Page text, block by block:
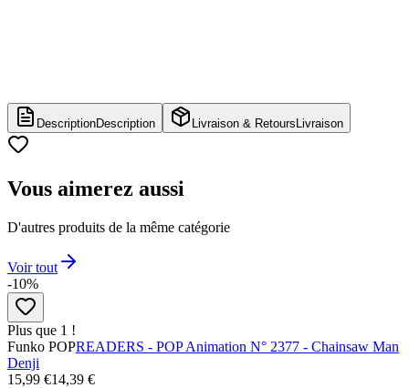
DescriptionDescription Livraison & Retours Livraison
Vous aimerez aussi
D'autres produits de la même catégorie
Voir tout
-10%
Plus que 1 !
Funko POPREADERS - POP Animation N° 2377 - Chainsaw Man
Denji
15,99 €14,39 €